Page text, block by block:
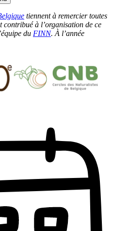
tiennent à remercier toutes
contribué à l’organisation de ce
du FINN. À l’année